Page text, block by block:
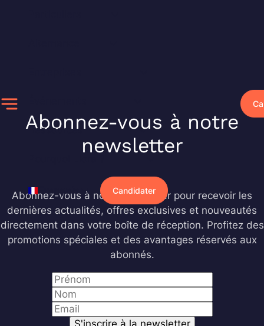
Ressources
Français Candidater
Abonnez-vous à notre
newsletter
Abonnez-vous à notre newsletter pour recevoir les
dernières actualités, offres exclusives et nouveautés
directement dans votre boîte de réception. Profitez des
promotions spéciales et des avantages réservés aux
abonnés.